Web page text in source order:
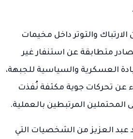
الارتباك والتوتر داخل مخيمات
متطابقة عن استنفار غير
العسكرية والسياسية للجبهة،
عن تحركات جوية مكثفة نُفذت
المحتملين المرتبطين بالعملية.
عبد العزيز من الشخصيات التي